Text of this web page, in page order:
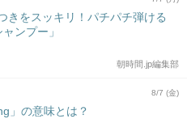
きをスッキリ！パチパチ弾ける
ンプー」
朝時間.jp編集部
8/7 (金)
」の意味とは？